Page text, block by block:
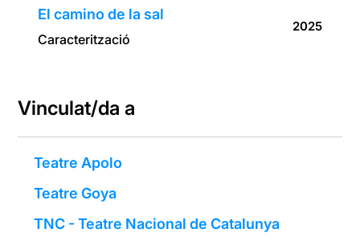
El camino de la sal
Caracterització
2025
Vinculat/da a
Teatre Apolo
Teatre Goya
TNC - Teatre Nacional de Catalunya